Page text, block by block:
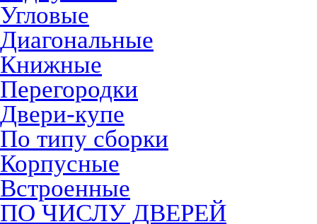
Угловые
Диагональные
Книжные
Перегородки
Двери-купе
По типу сборки
Корпусные
Встроенные
ПО ЧИСЛУ ДВЕРЕЙ